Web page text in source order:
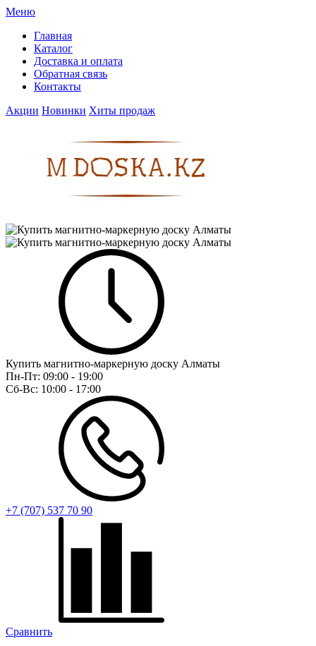
Меню
Главная
Каталог
Доставка и оплата
Обратная связь
Контакты
Акции Новинки Хиты продаж
Купить магнитно-маркерную доску Алматы
Пн-Пт: 09:00 - 19:00
Сб-Вс: 10:00 - 17:00
+7 (707) 537 70 90
Сравнить